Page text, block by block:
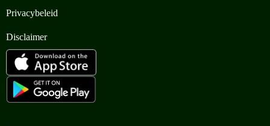
Privacybeleid
Disclaimer